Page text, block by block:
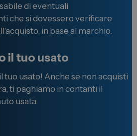
di eventuali
che si dovessero verificare
in base al marchio.
il tuo usato
tuo usato! Anche se non acquisti
ti paghiamo in contanti il
usata.